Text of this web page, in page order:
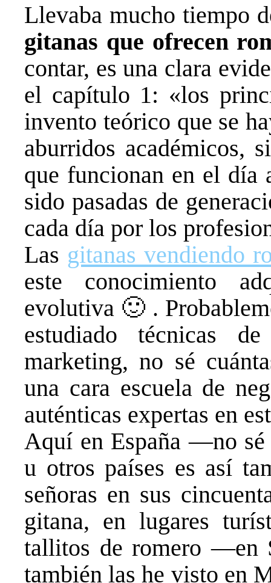
Llevaba mucho tiempo
gitanas que ofrecen
contar, es una clara
el capítulo 1: «los
invento teórico que se
aburridos académicos,
que funcionan en el día
sido pasadas de
cada día por los
Las gitanas vendiendo
este conocimiento
evolutiva 🙂 .
estudiado técnicas
marketing, no sé
una cara escuela de
auténticas expertas en
Aquí en España —no
u otros países es así
señoras en sus
gitana, en lugares
tallitos de romero —en
también las he visto en